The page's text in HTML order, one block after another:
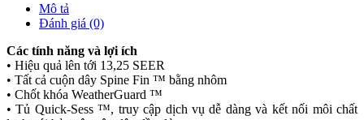
Mô tả
Đánh giá (0)
Các tính năng và lợi ích
• Hiệu quả lên tới 13,25 SEER
• Tất cả cuộn dây Spine Fin ™ bằng nhôm
• Chốt khóa WeatherGuard ™
• Tủ Quick-Sess ™, truy cập dịch vụ dễ dàng và kết nối môi chất